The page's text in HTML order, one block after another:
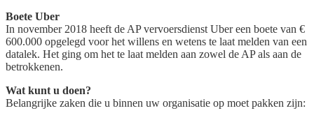
Boete Uber
In november 2018 heeft de AP vervoersdienst Uber een boete van €
600.000 opgelegd voor het willens en wetens te laat melden van een
datalek. Het ging om het te laat melden aan zowel de AP als aan de
betrokkenen.
Wat kunt u doen?
Belangrijke zaken die u binnen uw organisatie op moet pakken zijn: